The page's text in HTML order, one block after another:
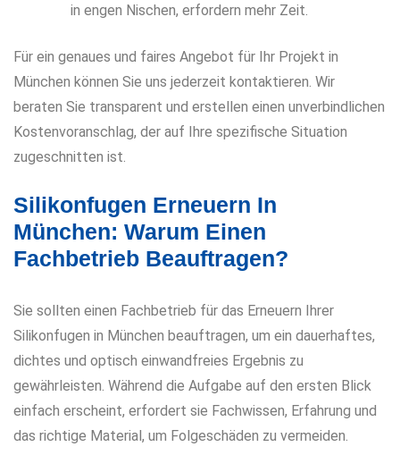
in engen Nischen, erfordern mehr Zeit.
Für ein genaues und faires Angebot für Ihr Projekt in
München können Sie uns jederzeit kontaktieren. Wir
beraten Sie transparent und erstellen einen unverbindlichen
Kostenvoranschlag, der auf Ihre spezifische Situation
zugeschnitten ist.
Silikonfugen Erneuern In
München: Warum Einen
Fachbetrieb Beauftragen?
Sie sollten einen Fachbetrieb für das Erneuern Ihrer
Silikonfugen in München beauftragen, um ein dauerhaftes,
dichtes und optisch einwandfreies Ergebnis zu
gewährleisten. Während die Aufgabe auf den ersten Blick
einfach erscheint, erfordert sie Fachwissen, Erfahrung und
das richtige Material, um Folgeschäden zu vermeiden.